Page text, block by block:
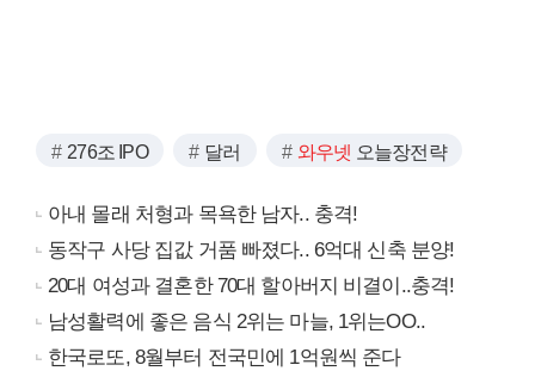
276조 IPO 달러 와우넷 오늘장전략
아내 몰래 처형과 목욕한 남자.. 충격!
동작구 사당 집값 거품 빠졌다.. 6억대 신축 분양!
20대 여성과 결혼한 70대 할아버지 비결이..충격!
남성활력에 좋은 음식 2위는 마늘, 1위는OO..
한국로또, 8월부터 전국민에 1억원씩 준다